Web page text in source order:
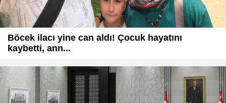
Böcek ilacı yine can aldı! Çocuk hayatını
kaybetti, ann...